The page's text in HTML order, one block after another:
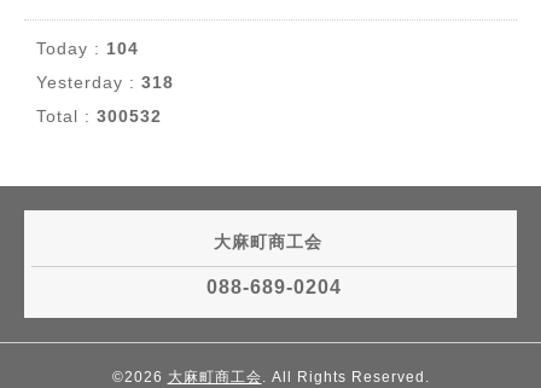
Today : 104
Yesterday : 318
Total : 300532
大麻町商工会
088-689-0204
©2026 大麻町商工会. All Rights Reserved.